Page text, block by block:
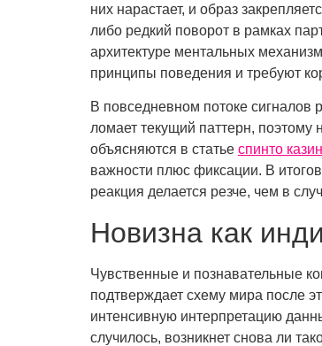
них нарастает, и образ
либо редкий поворот в рамках
архитектуре ментальных
принципы поведения и требуют
В повседневном потоке сигналов
ломает текущий паттерн, поэтому
объясняются в статье спинто
важности плюс фиксации. В
реакция делается резче, чем в
Новизна как
Чувственные и познавательные
подтверждает схему мира после
интенсивную интерпретацию
случилось, возникнет снова ли